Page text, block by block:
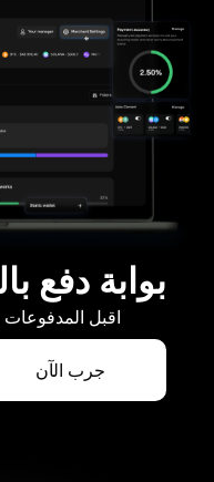
بوابة دفع
اقبل المدفوعات
جرب الآن